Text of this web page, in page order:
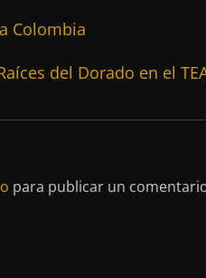
Colombia
del Dorado en el
para publicar un